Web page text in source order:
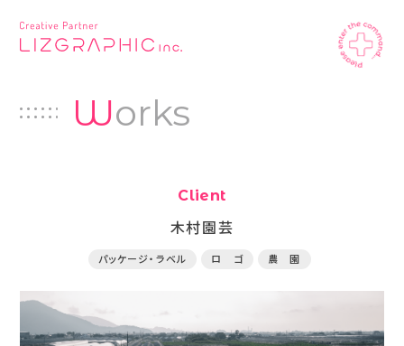
Works
Client
木村園芸
パッケージ・ラベル ロ ゴ 農 園